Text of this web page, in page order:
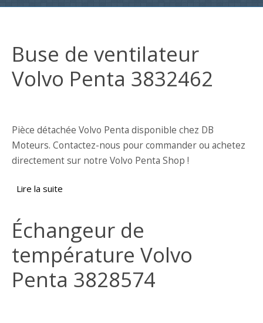
Buse de ventilateur
Volvo Penta 3832462
Pièce détachée Volvo Penta disponible chez DB
Moteurs. Contactez-nous pour commander ou achetez
directement sur notre Volvo Penta Shop !
Lire la suite
Échangeur de
température Volvo
Penta 3828574